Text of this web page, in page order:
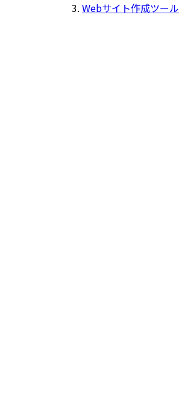
Webサイト作成ツール